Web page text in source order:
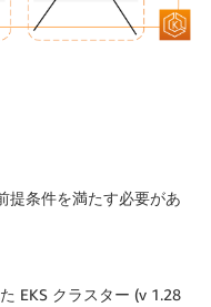
提条件を満たす必要があ
EKS クラスター (v 1.28